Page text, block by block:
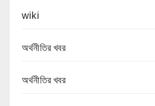
wiki
অর্থনীতির খবর
অর্থনীতির খবর